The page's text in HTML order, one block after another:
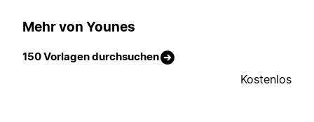
Mehr von Younes
150 Vorlagen durchsuchen
Kostenlos